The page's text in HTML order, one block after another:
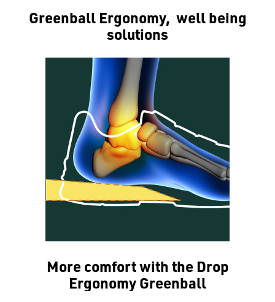
Greenball Ergonomy, well being
solutions
More comfort with the Drop
Ergonomy Greenball